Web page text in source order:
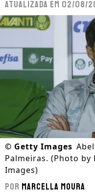
Atualizada em 02/08/
© Getty Images
Palmeiras. (Photo
Images)
Por Marcella Moura